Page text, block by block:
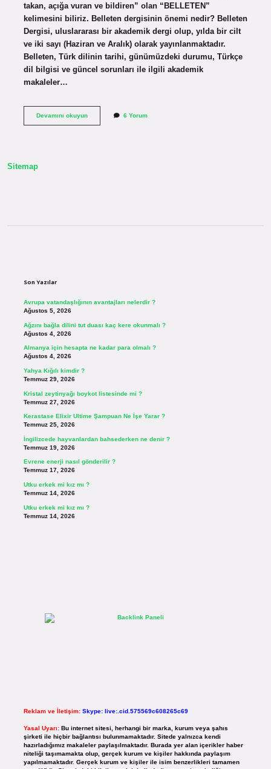
takan, açığa vuran ve bildiren” olan “BELLETEN”
kelimesini biliriz. Belleten dergisinin önemi nedir? Belleten
Dergisi, uluslararası bir akademik dergi olup, yılda bir cilt
ve iki sayı (Haziran ve Aralık) olarak yayınlanmaktadır.
Belleten, Türk dilinin tarihi, günümüzdeki durumu, Türkçe
dil bilgisi ve güncel sorunları ile ilgili akademik
makaleler…
Devamını okuyunBelleten
6 Yorum
Sitemap
Son Yazılar
Avrupa vatandaşlığının avantajları nelerdir ?
Ağustos 5, 2026
Ağzını bağla dilini tut duası kaç kere okunmalı ?
Ağustos 4, 2026
Almanya için hesapta ne kadar para olmalı ?
Ağustos 4, 2026
Yahya Kığılı kimdir ?
Temmuz 29, 2026
Kristal zeytinyağı boykot listesinde mi ?
Temmuz 27, 2026
Kerastase Elixir Ultime Şampuan Ne İşe Yarar ?
Temmuz 25, 2026
İngilizcede hayvanlardan bahsederken ne denir ?
Temmuz 19, 2026
Evrene enerji nasıl gönderilir ?
Temmuz 17, 2026
Utku erkek mi kız mı ?
Temmuz 14, 2026
Utku erkek mi kız mı ?
Temmuz 14, 2026
Reklam ve İletişim: Skype: live:.cid.575569c608265c69
Yasal Uyarı: Bu internet sitesi, herhangi bir marka, kurum veya şahıs
şirketi ile hiçbir bağlantısı bulunmamaktadır. Sitede yalnızca kendi
hazırladığımız makaleler paylaşılmaktadır. Burada yer alan içerikler haber
niteliği taşımamakta olup, gerçek kurum ve kişiler hakkında paylaşım
yapılmamaktadır. Gerçek kurum ve kişiler ile isim benzerlikleri tamamen